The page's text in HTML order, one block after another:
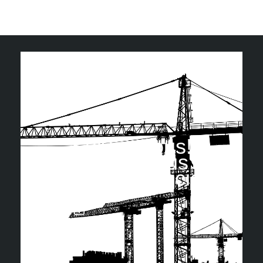
Suivez nous!
Retrouvez-nous sur
les réseaux sociaux